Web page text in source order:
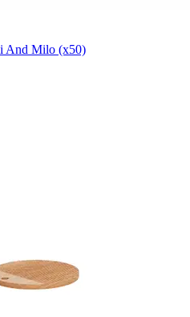
And Milo (x50)